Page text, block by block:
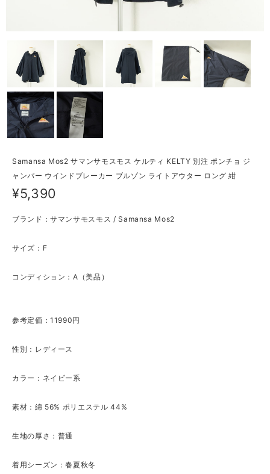
Samansa Mos2 サマンサモスモス ケルティ KELTY 別注 ポンチョ ジ
ャンパー ウインドブレーカー ブルゾン ライトアウター ロング 紺
¥5,390
ブランド：サマンサモスモス / Samansa Mos2
サイズ：F
コンディション：A（美品）
参考定価：11990円
性別：レディース
カラー：ネイビー系
素材：綿 56% ポリエステル 44%
生地の厚さ：普通
着用シーズン：春夏秋冬